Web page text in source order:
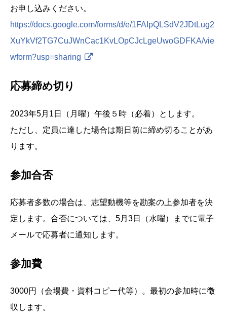
お申し込みください。
https://docs.google.com/forms/d/e/1FAIpQLSdV2JDtLug2
XuYkVf2TG7CuJWnCac1KvLOpCJcLgeUwoGDFKA/vie
wform?usp=sharing
応募締め切り
2023年5月1日（月曜）午後５時（必着）とします。
ただし、定員に達した場合は期日前に締め切ることがあ
ります。
参加合否
応募者多数の場合は、志望動機等を勘案の上参加者を決
定します。合否については、5月3日（水曜）までに電子
メールで応募者に通知します。
参加費
3000円（会場費・資料コピー代等）。最初の参加時に徴
収します。